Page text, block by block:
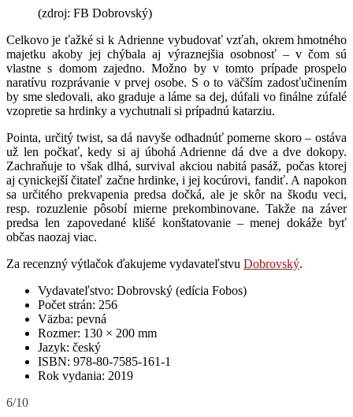
(zdroj: FB Dobrovský)
Celkovo je ťažké si k Adrienne vybudovať vzťah, okrem hmotného
majetku akoby jej chýbala aj výraznejšia osobnosť – v čom sú
vlastne s domom zajedno. Možno by v tomto prípade prospelo
naratívu rozprávanie v prvej osobe. S o to väčším zadosťučinením
by sme sledovali, ako graduje a láme sa dej, dúfali vo finálne zúfalé
vzopretie sa hrdinky a vychutnali si prípadnú katarziu.
Pointa, určitý twist, sa dá navyše odhadnúť pomerne skoro – ostáva
už len počkať, kedy si aj úbohá Adrienne dá dve a dve dokopy.
Zachraňuje to však dlhá, survival akciou nabitá pasáž, počas ktorej
aj cynickejší čitateľ začne hrdinke, i jej kocúrovi, fandiť. A napokon
sa určitého prekvapenia predsa dočká, ale je skôr na škodu veci,
resp. rozuzlenie pôsobí mierne prekombinovane. Takže na záver
predsa len zapovedané klišé konštatovanie – menej dokáže byť
občas naozaj viac.
Za recenzný výtlačok ďakujeme vydavateľstvu Dobrovský.
Vydavateľstvo: Dobrovský (edícia Fobos)
Počet strán: 256
Väzba: pevná
Rozmer: 130 × 200 mm
Jazyk: český
ISBN: 978-80-7585-161-1
Rok vydania: 2019
6/10